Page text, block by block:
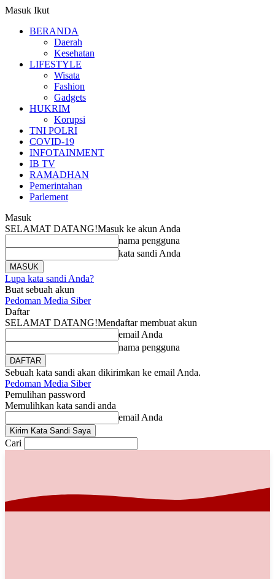
Masuk Ikut
BERANDA
Daerah
Kesehatan
LIFESTYLE
Wisata
Fashion
Gadgets
HUKRIM
Korupsi
TNI POLRI
COVID-19
INFOTAINMENT
IB TV
RAMADHAN
Pemerintahan
Parlement
Masuk
SELAMAT DATANG!Masuk ke akun Anda
nama pengguna
kata sandi Anda
Lupa kata sandi Anda?
Buat sebuah akun
Pedoman Media Siber
Daftar
SELAMAT DATANG!Mendaftar membuat akun
email Anda
nama pengguna
Sebuah kata sandi akan dikirimkan ke email Anda.
Pedoman Media Siber
Pemulihan password
Memulihkan kata sandi anda
email Anda
Cari